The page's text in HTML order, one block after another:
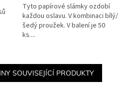
Tyto papírové slámky ozdobí
každou oslavu. V kombinaci bílý/
šedý proužek. V balení je 50
ks....
SOUVISEJÍCÍ PRODUKTY